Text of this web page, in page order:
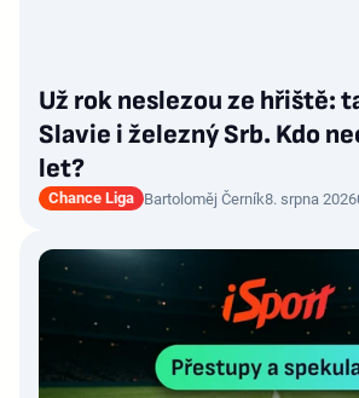
Už rok neslezou ze hřiště:
Slavie i železný Srb. Kdo
let?
Chance Liga Bartoloměj Černík8. srpna 2026